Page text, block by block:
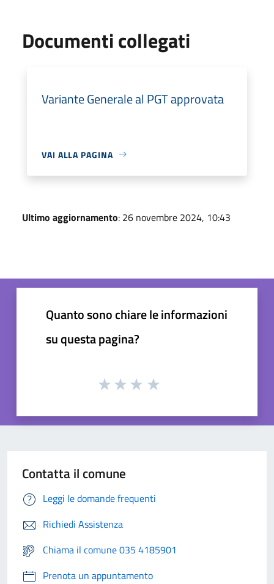
Documenti collegati
Variante Generale al PGT approvata
VAI ALLA PAGINA
Ultimo aggiornamento: 26 novembre 2024, 10:43
Quanto sono chiare le informazioni
su questa pagina?
Contatta il comune
Leggi le domande frequenti
Richiedi Assistenza
Chiama il comune 035 4185901
Prenota un appuntamento